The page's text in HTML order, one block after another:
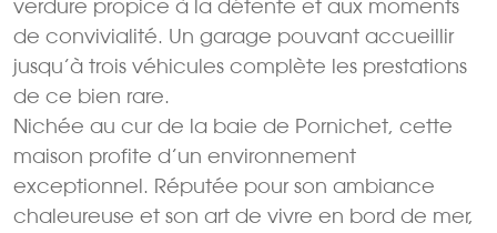
verdure propice à la détente et aux moments
de convivialité. Un garage pouvant accueillir
jusqu’à trois véhicules complète les prestations
de ce bien rare.
Nichée au cur de la baie de Pornichet, cette
maison profite d’un environnement
exceptionnel. Réputée pour son ambiance
chaleureuse et son art de vivre en bord de mer,